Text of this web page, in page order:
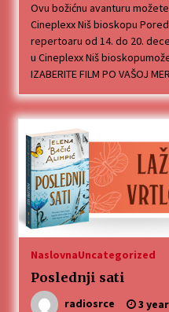
Ovu božićnu avanturu
Cineplexx Niš bioskopu
repertoaru od 14. do 20.
u Cineplexx Niš
IZABERITE FILM PO VAŠOJ
NaslovnaUncategorized
Poslednji sati
radiosrce 3